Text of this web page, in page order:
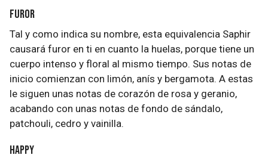
Furor
Tal y como indica su nombre, esta equivalencia Saphir
causará furor en ti en cuanto la huelas, porque tiene un
cuerpo intenso y floral al mismo tiempo. Sus notas de
inicio comienzan con limón, anís y bergamota. A estas
le siguen unas notas de corazón de rosa y geranio,
acabando con unas notas de fondo de sándalo,
patchouli, cedro y vainilla.
Happy